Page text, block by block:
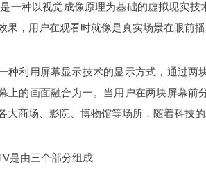
一种以视觉成像原理为基础的虚拟现实
果，用户在观看时就像是真实场景在眼前播
种利用屏幕显示技术的显示方式，通过
上的画面融合为一。当用户在两块屏幕
大商场、影院、博物馆等场所，随着科技
是由三个部分组成